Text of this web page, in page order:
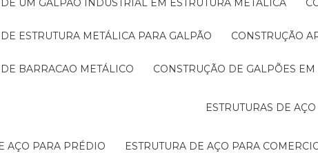
DE UM GALPÃO INDUSTRIAL EM ESTRUTURA METÁLICA
DE ESTRUTURA METÁLICA PARA GALPÃO CONSTRUÇÃO
DE BARRACAO METÁLICO CONSTRUÇÃO DE GALPÕES
ESTRUTURAS DE AÇO
AÇO PARA PRÉDIO ESTRUTURA DE AÇO PARA